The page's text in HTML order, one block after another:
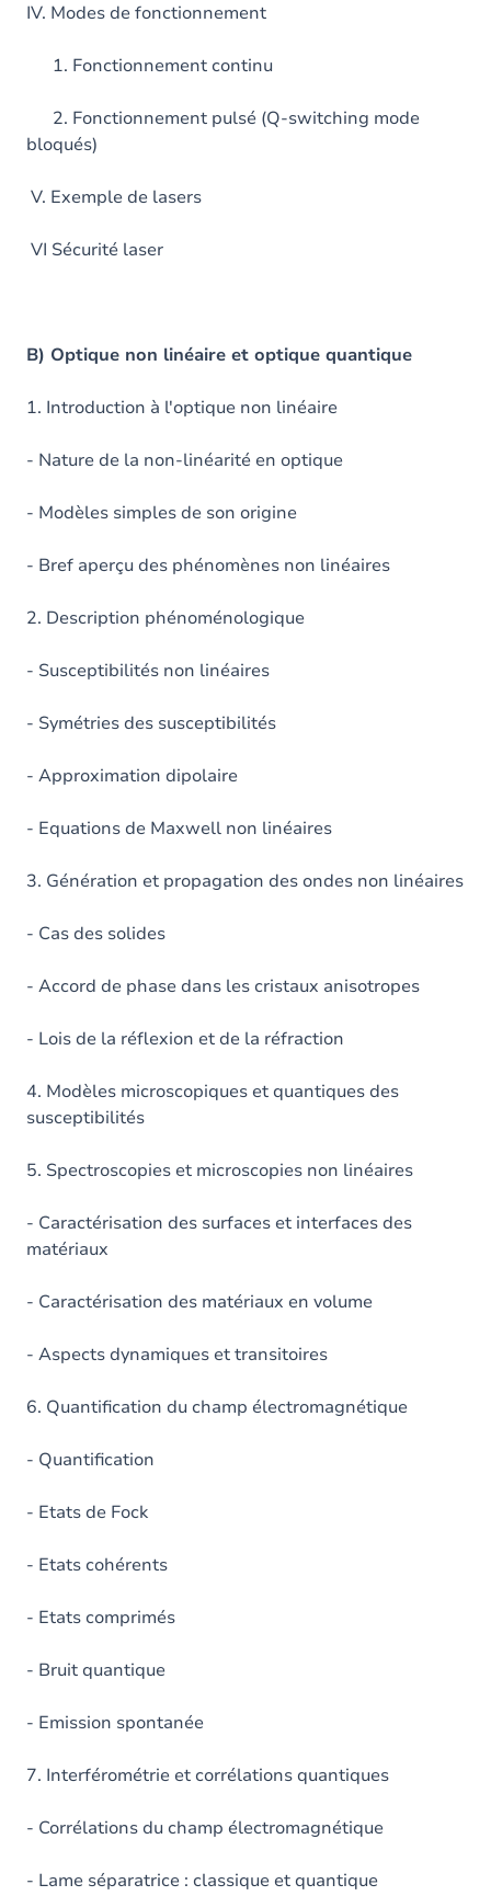
IV. Modes de fonctionnement
1. Fonctionnement continu
2. Fonctionnement pulsé (Q-switching mode
bloqués)
V. Exemple de lasers
VI Sécurité laser
B) Optique non linéaire et optique quantique
1. Introduction à l'optique non linéaire
- Nature de la non-linéarité en optique
- Modèles simples de son origine
- Bref aperçu des phénomènes non linéaires
2. Description phénoménologique
- Susceptibilités non linéaires
- Symétries des susceptibilités
- Approximation dipolaire
- Equations de Maxwell non linéaires
3. Génération et propagation des ondes non linéaires
- Cas des solides
- Accord de phase dans les cristaux anisotropes
- Lois de la réflexion et de la réfraction
4. Modèles microscopiques et quantiques des
susceptibilités
5. Spectroscopies et microscopies non linéaires
- Caractérisation des surfaces et interfaces des
matériaux
- Caractérisation des matériaux en volume
- Aspects dynamiques et transitoires
6. Quantification du champ électromagnétique
- Quantification
- Etats de Fock
- Etats cohérents
- Etats comprimés
- Bruit quantique
- Emission spontanée
7. Interférométrie et corrélations quantiques
- Corrélations du champ électromagnétique
- Lame séparatrice : classique et quantique